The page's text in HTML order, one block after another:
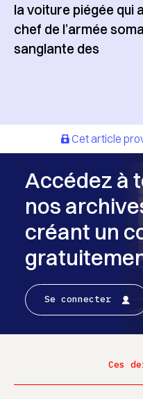
la voiture piégée qui
chef de l’armée
sanglante des
Cet article
Accédez à
nos
créant un
Se connecter
Ces